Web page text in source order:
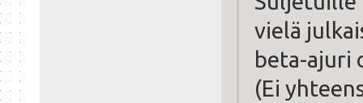
vielä
beta-ajuri
(Ei